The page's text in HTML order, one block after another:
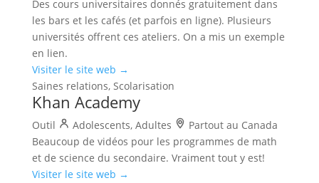
Des cours universitaires donnés gratuitement dans
les bars et les cafés (et parfois en ligne). Plusieurs
universités offrent ces ateliers. On a mis un exemple
en lien.
Visiter le site web →
Saines relations, Scolarisation
Khan Academy
Outil Adolescents, Adultes
Partout au Canada
Beaucoup de vidéos pour les programmes de math
et de science du secondaire. Vraiment tout y est!
Visiter le site web →